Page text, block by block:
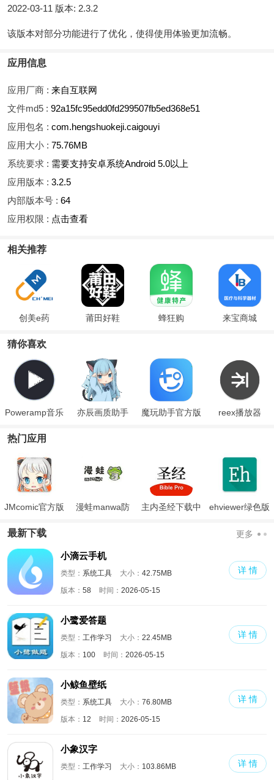
2022-03-11 版本: 2.3.2
该版本对部分功能进行了优化，使得使用体验更加流畅。
应用信息
应用厂商 : 来自互联网
文件md5 : 92a15fc95edd0fd299507fb5ed368e51
应用包名 : com.hengshuokeji.caigouyi
应用大小 : 75.76MB
系统要求 : 需要支持安卓系统Android 5.0以上
应用版本 : 3.2.5
内部版本号 : 64
应用权限 : 点击查看
相关推荐
创美e药 莆田好鞋 蜂狂购 来宝商城
猜你喜欢
Poweramp音乐
亦辰画质助手 魔玩助手官方版 reex播放器
热门应用
JMcomic官方版
漫蛙manwa防
主内圣经下载中
ehviewer绿色版
最新下载 更多
小滴云手机
类型： 系统工具 大小： 42.75MB
版本： 58 时间： 2026-05-15
详 情
小鹭爱答题
类型： 工作学习 大小： 22.45MB
版本： 100 时间： 2026-05-15
详 情
小鲸鱼壁纸
类型： 系统工具 大小： 76.80MB
版本： 12 时间： 2026-05-15
详 情
小象汉字
类型： 工作学习 大小： 103.86MB
详 情